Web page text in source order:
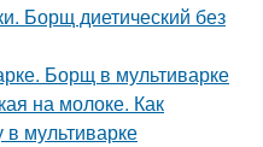
Борщ диетический без
Борщ в мультиварке
на молоке. Как
в мультиварке